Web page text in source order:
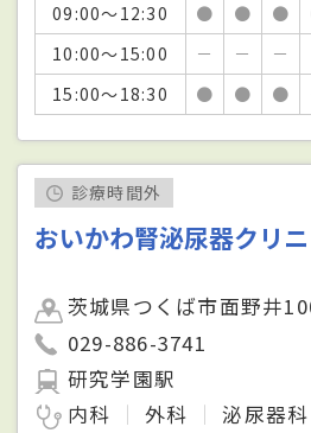
09:00～12:30
● ● ●
10:00～15:00
－ － －
15:00～18:30
● ● ●
診療時間外
おいかわ腎泌尿器クリ
茨城県つくば市面野井
029-886-3741
研究学園駅
内科
外科 泌尿器科